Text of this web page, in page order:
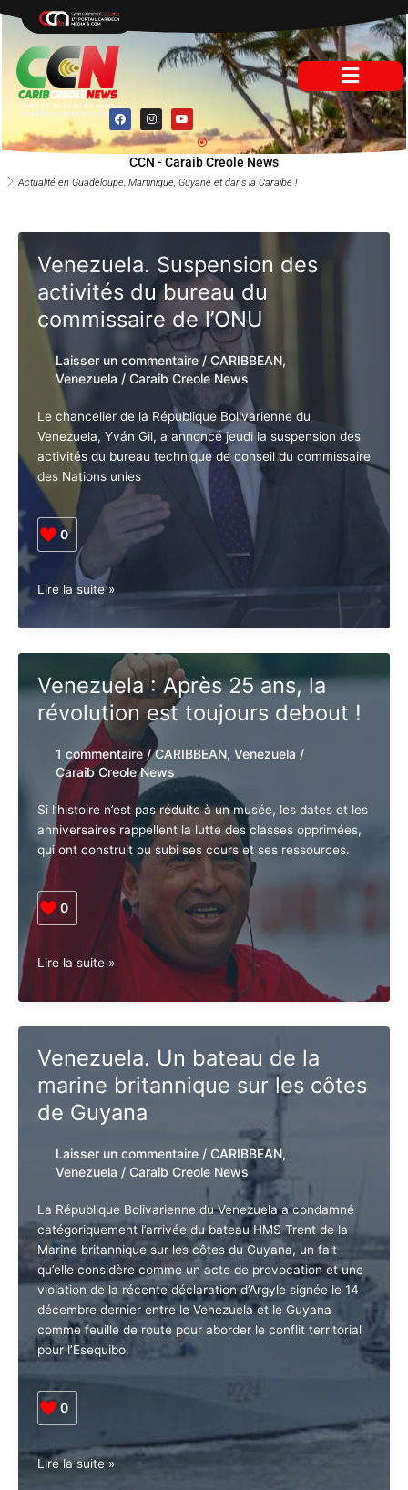
contenu
F
a
c
e
b
o
k
I
n
s
t
a
g
r
a
Y
o
u
t
u
b
e
Actualité en Guadeloupe, Martinique, Guyane et dans la Caraïbe !
CCN - Caraib Creole News
Venezuela. Suspension des
activités du bureau du
commissaire de l’ONU
Laisser un commentaire / CARIBBEAN,
Venezuela / Caraib Creole News
Le chancelier de la République Bolivarienne du
Venezuela, Yván Gil, a annoncé jeudi la suspension
des activités du bureau technique de conseil du
commissaire des Nations unies
0
Venezuela.
des
bureau
du
commissaire
l’ONU
Lire la suite »
Venezuela : Après 25 ans, la
révolution est toujours debout
1 commentaire /CARIBBEAN
Caraib Creole News
Si l’histoire n’est pas réduite à un musée, les dates et
les anniversaires rappellent la lutte des classes
opprimées, qui ont construit ou subi ses cours et ses
ressources.
0
:
Après
25
ans,
la
toujours
!
Venezuela. Un bateau de la
marine britannique sur les
côtes de Guyana
Laisser un commentaire / CARIBBEAN
Venezuela/Caraib Creole News
La République Bolivarienne du Venezuela a condamné
catégoriquement l’arrivée du bateau HMS Trent de la
Marine britannique sur les côtes du Guyana, un fait
qu’elle considère comme un acte de provocation et
une violation de la récente déclaration d’Argyle signée
le 14 décembre dernier entre le Venezuela et le
Guyana comme feuille de route pour aborder le conflit
territorial pour l’Esequibo.
0